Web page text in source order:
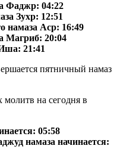
Фаджр: 04:22
Зухр: 12:51
намаза Аср: 16:49
Магриб: 20:04
21:41
пятничный намаз
на сегодня в
05:58
намаза начинается: